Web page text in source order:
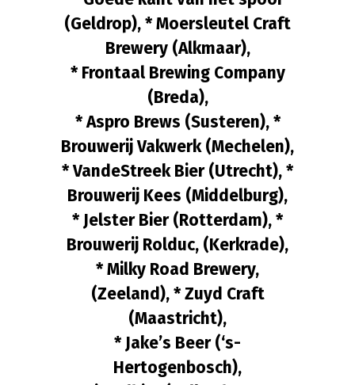
(Geldrop), * Moersleutel Craft
Brewery (Alkmaar),
* Frontaal Brewing Company
(Breda),
* Aspro Brews (Susteren), *
Brouwerij Vakwerk (Mechelen),
* VandeStreek Bier (Utrecht), *
Brouwerij Kees (Middelburg),
* Jelster Bier (Rotterdam), *
Brouwerij Rolduc, (Kerkrade),
* Milky Road Brewery,
(Zeeland),* Zuyd Craft
(Maastricht),
* Jake’s Beer (‘s-
Hertogenbosch),